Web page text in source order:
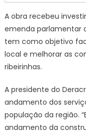
Rio
Iaco,
em
Sena
A obra recebeu
emenda parlamentar
tem como objetivo
local e melhorar as
ribeirinhas.
A presidente do
andamento dos
população da região.
andamento da